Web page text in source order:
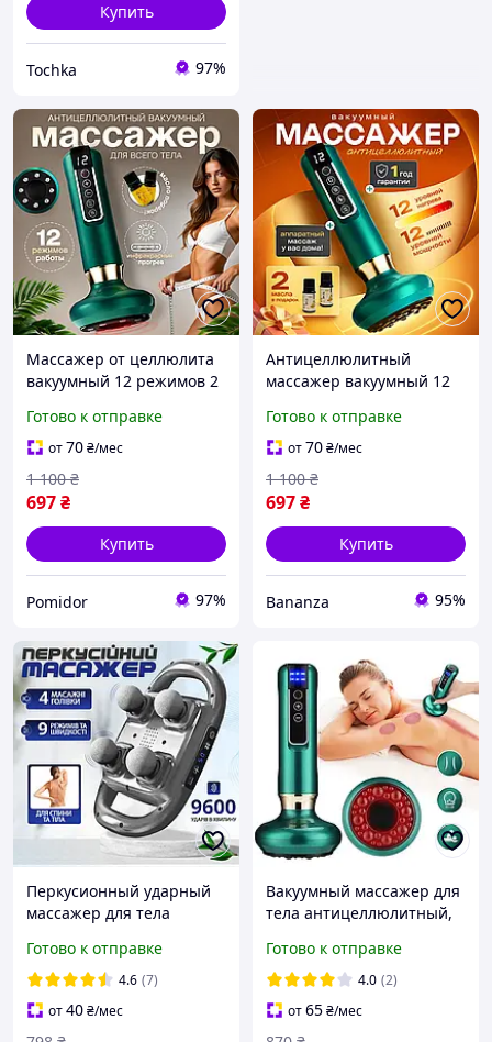
Купить
Tochka 97%
Массажер от целлюлита
вакуумный 12 режимов 2
инфракрасный баночный
ручной для живота и ног
Готово к отправке
от70₴/мес
697₴
1 100 ₴
Купить
Pomidor 97%
Антицеллюлитный
массажер вакуумный 12
подарок
лимфодренажный
аккумуляторный для
подтяжки кожи тела
Готово к отправке
от70₴/мес
697₴
1 100 ₴
Купить
Bananza 95%
Перкусионный ударный
массажер для тела
мышечный пистолет
инфракрасный массаж 4
головки 9 режимов
Готово к отправке
4.6 (7)
от40₴/мес
Вакуумный массажер для
тела антицеллюлитный,
инфракрасным
прогревом
Готово к отправке
4.0 (2)
от65₴/мес